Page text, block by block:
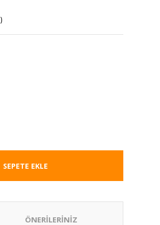
SEPETE EKLE
ÖNERİLERİNİZ